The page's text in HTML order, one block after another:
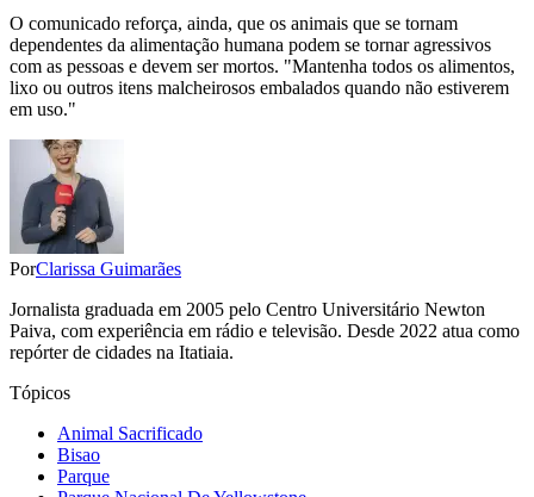
O comunicado reforça, ainda, que os animais que se tornam
dependentes da alimentação humana podem se tornar agressivos
com as pessoas e devem ser mortos. "Mantenha todos os alimentos,
lixo ou outros itens malcheirosos embalados quando não estiverem
em uso."
PorClarissa Guimarães
Jornalista graduada em 2005 pelo Centro Universitário Newton
Paiva, com experiência em rádio e televisão. Desde 2022 atua como
repórter de cidades na Itatiaia.
Tópicos
Animal Sacrificado
Bisao
Parque